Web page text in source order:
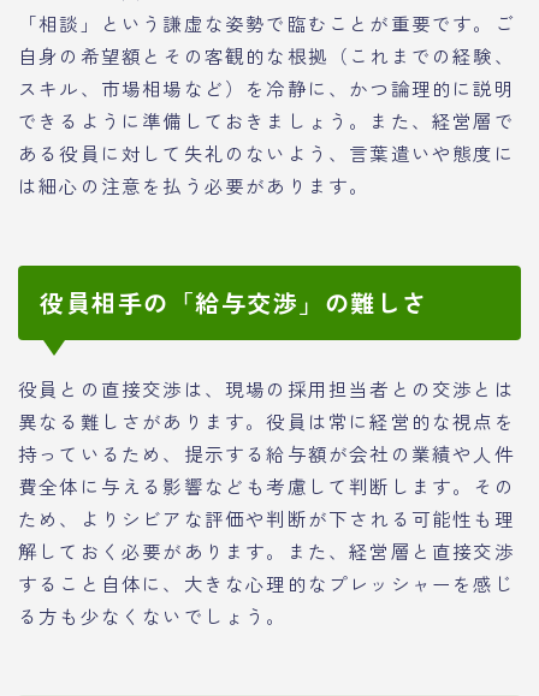
「相談」という謙虚な姿勢で臨むことが重要です。ご
自身の希望額とその客観的な根拠（これまでの経験、
スキル、市場相場など）を冷静に、かつ論理的に説明
できるように準備しておきましょう。また、経営層で
ある役員に対して失礼のないよう、言葉遣いや態度に
は細心の注意を払う必要があります。
役員相手の「給与交渉」の難しさ
役員との直接交渉は、現場の採用担当者との交渉とは
異なる難しさがあります。役員は常に経営的な視点を
持っているため、提示する給与額が会社の業績や人件
費全体に与える影響なども考慮して判断します。その
ため、よりシビアな評価や判断が下される可能性も理
解しておく必要があります。また、経営層と直接交渉
すること自体に、大きな心理的なプレッシャーを感じ
る方も少なくないでしょう。